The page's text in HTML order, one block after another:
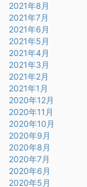
2021年8月
2021年7月
2021年6月
2021年5月
2021年4月
2021年3月
2021年2月
2021年1月
2020年12月
2020年11月
2020年10月
2020年9月
2020年8月
2020年7月
2020年6月
2020年5月